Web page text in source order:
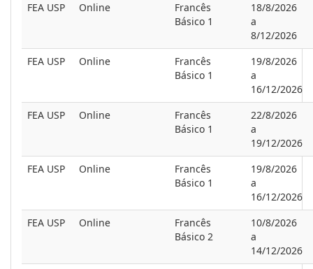
FEA USP
Online
Francês
Básico 1
18/8/2026
a
8/12/2026
FEA USP
Online
Francês
Básico 1
19/8/2026
a
16/12/2026
FEA USP
Online
Francês
Básico 1
22/8/2026
a
19/12/2026
FEA USP
Online
Francês
Básico 1
19/8/2026
a
16/12/2026
FEA USP
Online
Francês
Básico 2
10/8/2026
a
14/12/2026